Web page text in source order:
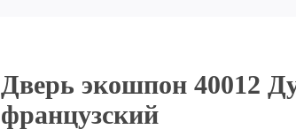
Дверь экошпон 40012
французский